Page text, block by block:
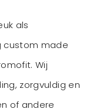
als
custom made
Wij
zorgvuldig en
of andere